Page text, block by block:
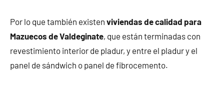
Por lo que también existen viviendas de calidad para
Mazuecos de Valdeginate, que están terminadas con
revestimiento interior de pladur, y entre el pladur y el
panel de sándwich o panel de fibrocemento.